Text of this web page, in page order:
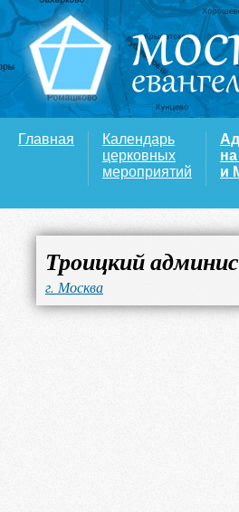
Главная
Календарь
церковных
мероприятий
и
Троицкий
г. Москва